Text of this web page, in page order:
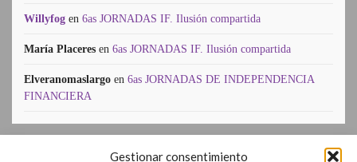
Gestionar consentimiento
Willyfog en 6as JORNADAS IF. Ilusión compartida
María Placeres en 6as JORNADAS IF. Ilusión compartida
Elveranomaslargo en 6as JORNADAS DE INDEPENDENCIA
FINANCIERA